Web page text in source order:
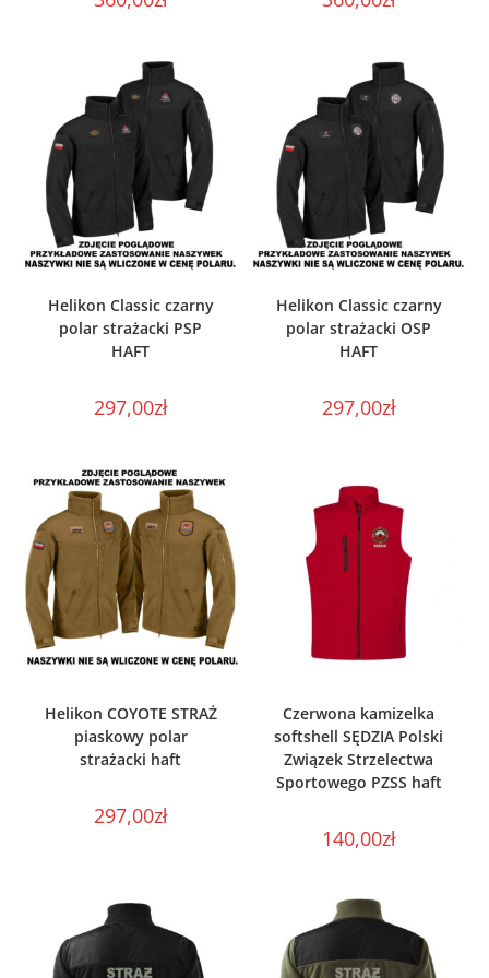
Helikon Classic czarny
polar strażacki PSP
HAFT
297,00zł
Helikon Classic czarny
polar strażacki OSP
HAFT
297,00zł
Helikon COYOTE STRAŻ
piaskowy polar
strażacki haft
297,00zł
Czerwona kamizelka
softshell SĘDZIA Polski
Związek Strzelectwa
Sportowego PZSS haft
140,00zł